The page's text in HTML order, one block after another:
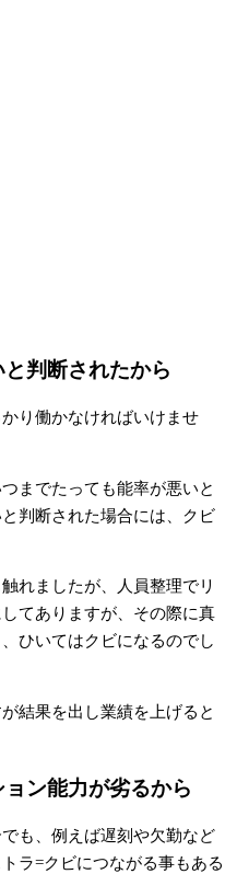
判断されたから
り働かなければいけませ
までたっても能率が悪いと
判断された場合には、クビ
れましたが、人員整理でリ
てありますが、その際に真
ひいてはクビになるのでし
結果を出し業績を上げると
ン能力が劣るから
も、例えば遅刻や欠勤など
ラ=クビにつながる事もある